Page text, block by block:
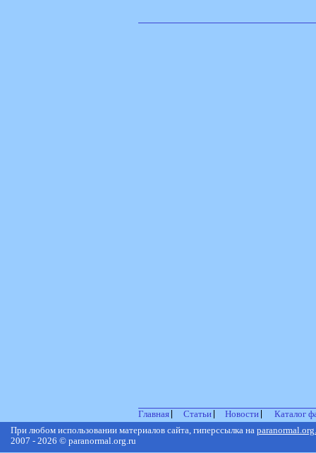
Главная Статьи Новости
Каталог
При любом использовании материалов сайта, гиперссылка на
2007 - 2026 © paranormal.org.ru